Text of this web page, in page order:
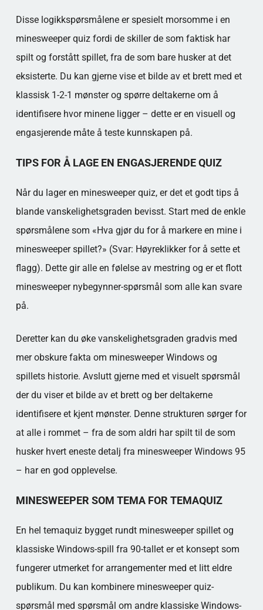
Disse logikkspørsmålene er spesielt morsomme i en
minesweeper quiz fordi de skiller de som faktisk har
spilt og forstått spillet, fra de som bare husker at det
eksisterte. Du kan gjerne vise et bilde av et brett med et
klassisk 1-2-1 mønster og spørre deltakerne om å
identifisere hvor minene ligger – dette er en visuell og
engasjerende måte å teste kunnskapen på.
TIPS FOR Å LAGE EN ENGASJERENDE QUIZ
Når du lager en minesweeper quiz, er det et godt tips å
blande vanskelighetsgraden bevisst. Start med de enkle
spørsmålene som «Hva gjør du for å markere en mine i
minesweeper spillet?» (Svar: Høyreklikker for å sette et
flagg). Dette gir alle en følelse av mestring og er et flott
minesweeper nybegynner-spørsmål som alle kan svare
på.
Deretter kan du øke vanskelighetsgraden gradvis med
mer obskure fakta om minesweeper Windows og
spillets historie. Avslutt gjerne med et visuelt spørsmål
der du viser et bilde av et brett og ber deltakerne
identifisere et kjent mønster. Denne strukturen sørger for
at alle i rommet – fra de som aldri har spilt til de som
husker hvert eneste detalj fra minesweeper Windows 95
– har en god opplevelse.
MINESWEEPER SOM TEMA FOR TEMAQUIZ
En hel temaquiz bygget rundt minesweeper spillet og
klassiske Windows-spill fra 90-tallet er et konsept som
fungerer utmerket for arrangementer med et litt eldre
publikum. Du kan kombinere minesweeper quiz-
spørsmål med spørsmål om andre klassiske Windows-